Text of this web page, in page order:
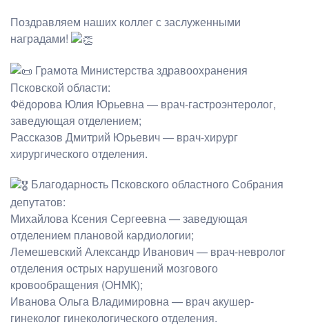
Поздравляем наших коллег с заслуженными
наградами!
Грамота Министерства здравоохранения
Псковской области:
Фёдорова Юлия Юрьевна — врач-гастроэнтеролог,
заведующая отделением;
Рассказов Дмитрий Юрьевич — врач-хирург
хирургического отделения.
Благодарность Псковского областного Собрания
депутатов:
Михайлова Ксения Сергеевна — заведующая
отделением плановой кардиологии;
Лемешевский Александр Иванович — врач-невролог
отделения острых нарушений мозгового
кровообращения (ОНМК);
Иванова Ольга Владимировна — врач акушер-
гинеколог гинекологического отделения.